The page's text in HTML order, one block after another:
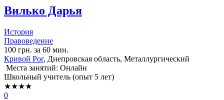
Вилько Дарья
История
Правоведение
100 грн. за 60 мин.
Кривой Рог, Днепровская область, Металлургический
Места занятий: Онлайн
Школьный учитель (опыт 5 лет)
★★★★
0